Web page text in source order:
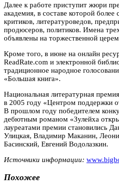
Далее к работе приступит жюри
академия, в составе которой более
критиков, литературоведов,
продюсеров, политиков. Имена
объявлены на торжественной
Кроме того, в июне на онлайн
ReadRate.com и электронной
традиционное народное
«Большая книга».
Национальная литературная
в 2005 году «Центром поддержки
В прошлом году победителем
дебютным романом «Зулейха
лауреатами премии становились
Улицкая, Владимир Маканин,
Басинский, Евгений Водолазкин.
Источники информации:
Похожее